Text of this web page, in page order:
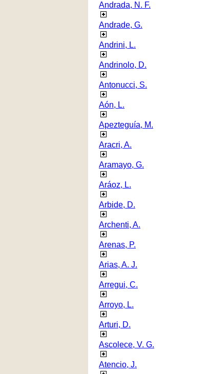
Andrada, N. F.
Andrade, G.
Andrini, L.
Andrinolo, D.
Antonucci, S.
Aón, L.
Apezteguía, M.
Aracri, A.
Aramayo, G.
Aráoz, L.
Arbide, D.
Archenti, A.
Arenas, P.
Arias, A. J.
Arregui, C.
Arroyo, L.
Arturi, D.
Ascolece, V. G.
Atencio, J.